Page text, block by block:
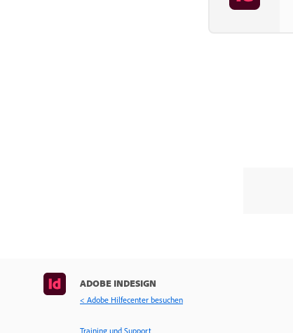
ADOBE INDESIGN
< Adobe Hilfecenter besuchen
Training und Support